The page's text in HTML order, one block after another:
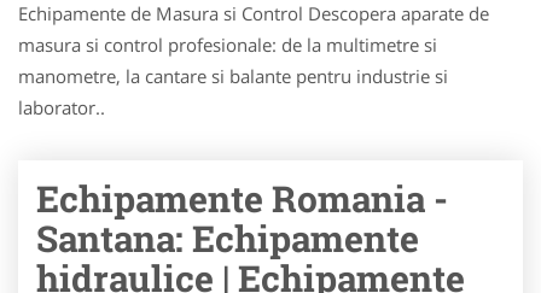
Echipamente de Masura si Control Descopera aparate de
masura si control profesionale: de la multimetre si
manometre, la cantare si balante pentru industrie si
laborator..
Echipamente Romania -
Santana: Echipamente
hidraulice | Echipamente